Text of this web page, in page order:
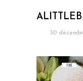
30